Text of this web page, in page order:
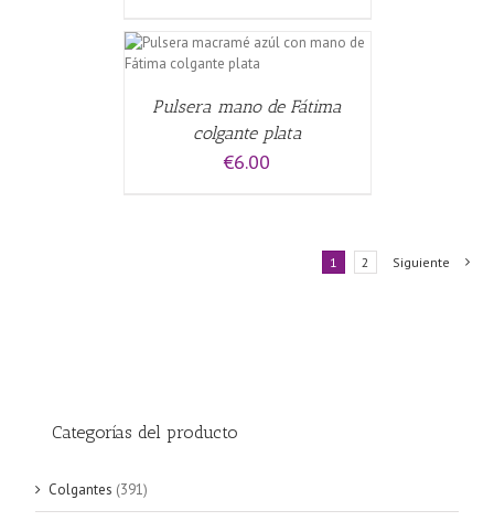
Pulsera mano de Fátima
colgante plata
€6.00
1 2 Siguiente
Categorías del producto
Colgantes (391)